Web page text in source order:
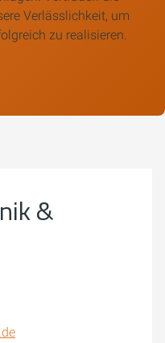
Verlässlichkeit, um
zu realisieren.
benötigen wir
öffnen
&